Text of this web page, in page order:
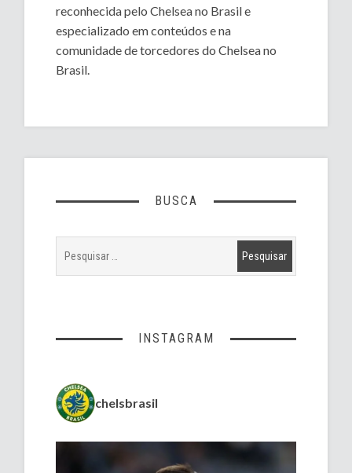
reconhecida pelo Chelsea no Brasil e
especializado em conteúdos e na
comunidade de torcedores do Chelsea no
Brasil.
BUSCA
INSTAGRAM
chelsbrasil